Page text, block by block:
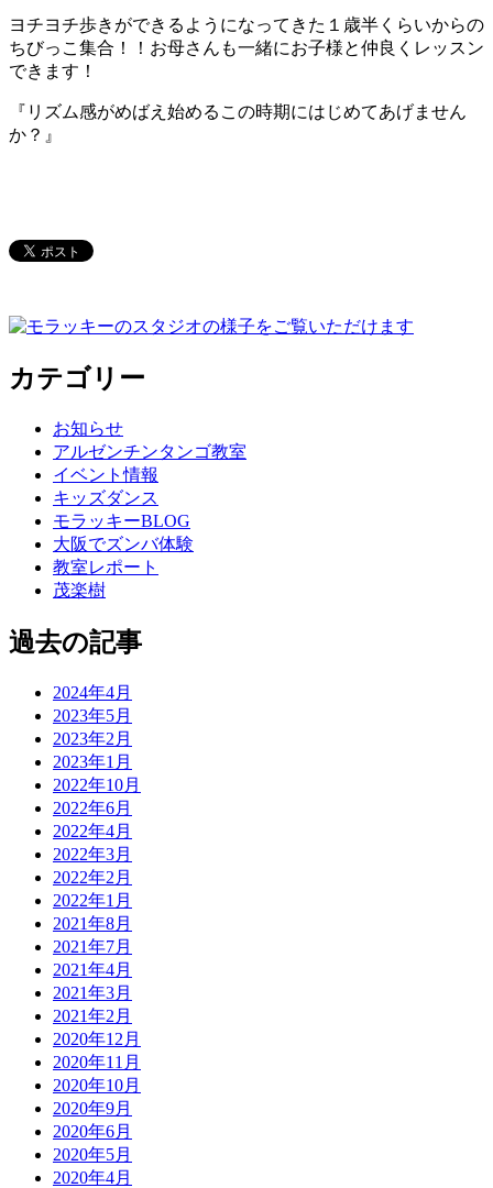
ヨチヨチ歩きができるようになってきた１歳半くらいからの
ちびっこ集合！！お母さんも一緒にお子様と仲良くレッスン
できます！
『リズム感がめばえ始めるこの時期にはじめてあげません
か？』
カテゴリー
お知らせ
アルゼンチンタンゴ教室
イベント情報
キッズダンス
モラッキーBLOG
大阪でズンバ体験
教室レポート
茂楽樹
過去の記事
2024年4月
2023年5月
2023年2月
2023年1月
2022年10月
2022年6月
2022年4月
2022年3月
2022年2月
2022年1月
2021年8月
2021年7月
2021年4月
2021年3月
2021年2月
2020年12月
2020年11月
2020年10月
2020年9月
2020年6月
2020年5月
2020年4月